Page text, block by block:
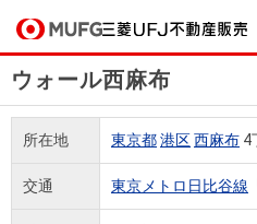
買いたい
売りたい
店舗案内
ウォール西麻布
所在地 東京都港区西麻布 4
交通 東京メトロ日比谷線